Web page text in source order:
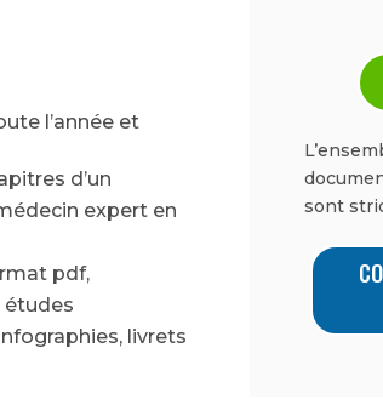
l’année et
d’un
expert en
pdf,
études
livrets
sont